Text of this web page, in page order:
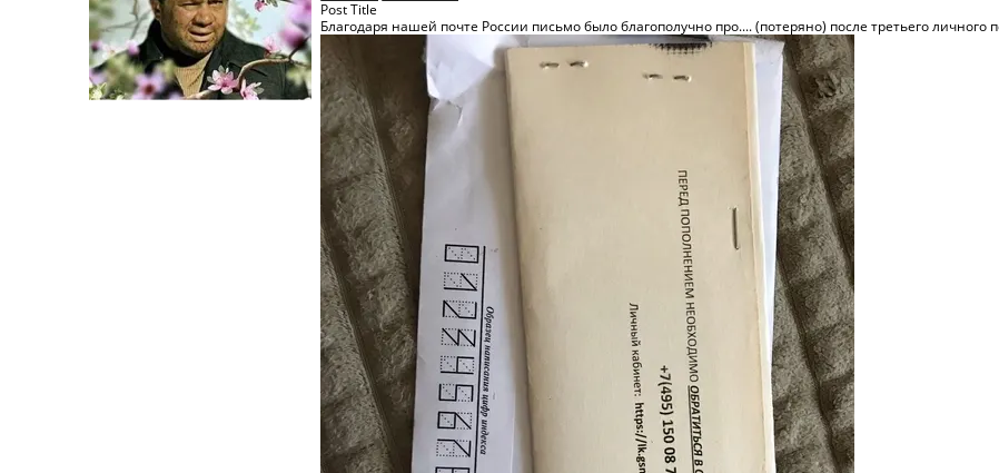
Post Title
Благодаря нашей почте России письмо было благополучно про.... (потеряно) после третьего